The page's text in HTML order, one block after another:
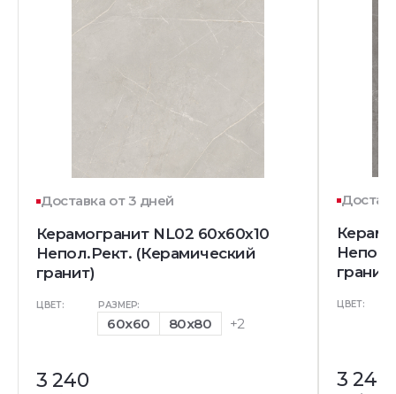
Доставка от 3 дней
Керамогранит NL02 60x60x10
Непол.Рект. (Керамический
гранит)
ЦВЕТ: РАЗМЕР:
60x60 80x80 +2
3 240
гранит)
ЦВЕТ:
3 240